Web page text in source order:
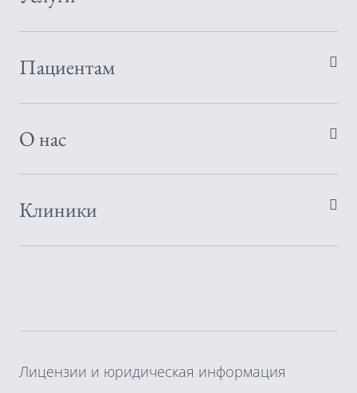
Пациентам
О нас
Клиники
Лицензии и юридическая информация